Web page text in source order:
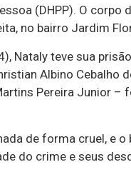
(DHPP). O
no bairro Jardim
Nataly teve sua
Albino Cebalho
Pereira Junior
de forma cruel, e
do crime e seus